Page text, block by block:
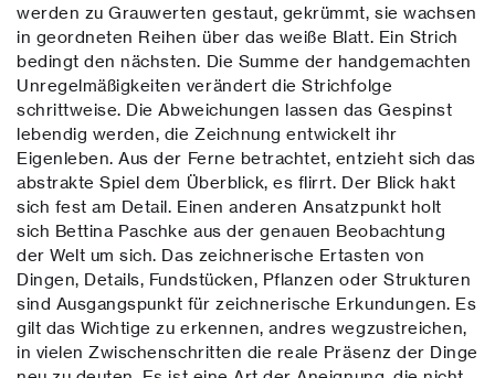
werden zu Grauwerten gestaut, gekrümmt, sie wachsen
in geordneten Reihen über das weiße Blatt. Ein Strich
bedingt den nächsten. Die Summe der handgemachten
Unregelmäßigkeiten verändert die Strichfolge
schrittweise. Die Abweichungen lassen das Gespinst
lebendig werden, die Zeichnung entwickelt ihr
Eigenleben. Aus der Ferne betrachtet, entzieht sich das
abstrakte Spiel dem Überblick, es flirrt. Der Blick hakt
sich fest am Detail. Einen anderen Ansatzpunkt holt
sich Bettina Paschke aus der genauen Beobachtung
der Welt um sich. Das zeichnerische Ertasten von
Dingen, Details, Fundstücken, Pflanzen oder Strukturen
sind Ausgangspunkt für zeichnerische Erkundungen. Es
gilt das Wichtige zu erkennen, andres wegzustreichen,
in vielen Zwischenschritten die reale Präsenz der Dinge